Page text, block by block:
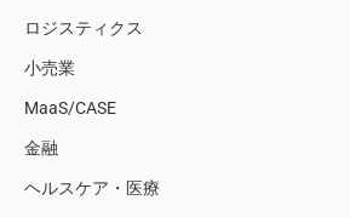
ロジスティクス
小売業
MaaS/CASE
金融
ヘルスケア・医療